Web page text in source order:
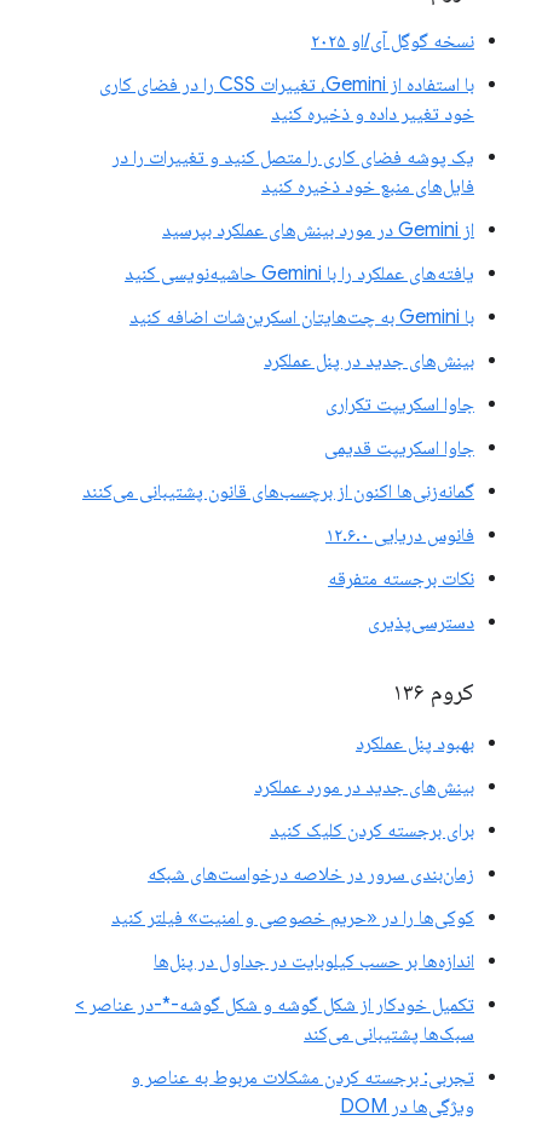
نسخه گوگل آی/او ۲۰۲۵
با استفاده از Gemini، تغییرات CSS را در فضای کاری
خود تغییر داده و ذخیره کنید
یک پوشه فضای کاری را متصل کنید و تغییرات را در
فایل‌های منبع خود ذخیره کنید
از Gemini در مورد بینش‌های عملکرد بپرسید
یافته‌های عملکرد را با Gemini حاشیه‌نویسی کنید
با Gemini به چت‌هایتان اسکرین‌شات اضافه کنید
بینش‌های جدید در پنل عملکرد
جاوا اسکریپت تکراری
جاوا اسکریپت قدیمی
گمانه‌زنی‌ها اکنون از برچسب‌های قانون پشتیبانی می‌کنند
فانوس دریایی ۱۲.۶.۰
نکات برجسته متفرقه
دسترسی‌پذیری
کروم ۱۳۶
بهبود پنل عملکرد
بینش‌های جدید در مورد عملکرد
برای برجسته کردن کلیک کنید
زمان‌بندی سرور در خلاصه درخواست‌های شبکه
کوکی‌ها را در «حریم خصوصی و امنیت» فیلتر کنید
اندازه‌ها بر حسب کیلوبایت در جداول در پنل‌ها
تکمیل خودکار از شکل گوشه و شکل گوشه-*-در عناصر >
سبک‌ها پشتیبانی می‌کند
تجربی: برجسته کردن مشکلات مربوط به عناصر و
ویژگی‌ها در DOM